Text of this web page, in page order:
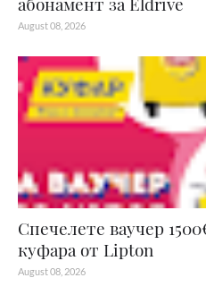
August 08, 2026
Спечелете ваучер
куфара от Lipton
August 08, 2026